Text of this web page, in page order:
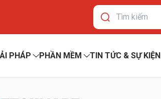
PHÁP PHẦN MỀM TIN TỨC & SỰ KIỆN